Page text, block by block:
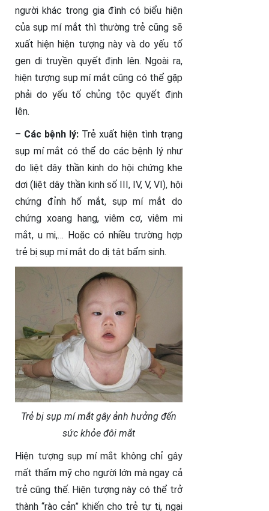
người khác trong gia đình có biểu hiện
của sụp mí mắt thì thường trẻ cũng sẽ
xuất hiện hiện tượng này và do yếu tố
gen di truyền quyết định lên. Ngoài ra,
hiện tượng sụp mí mắt cũng có thể gặp
phải do yếu tố chủng tộc quyết định
lên.
– Các bệnh lý: Trẻ xuất hiện tình trạng
sụp mí mắt có thể do các bệnh lý như
do liệt dây thần kinh do hội chứng khe
dơi (liệt dây thần kinh số III, IV, V, VI), hội
chứng đỉnh hố mắt, sụp mí mắt do
chứng xoang hang, viêm cơ, viêm mi
mắt, u mi,… Hoặc có nhiều trường hợp
trẻ bị sụp mí mắt do dị tật bẩm sinh.
Trẻ bị sụp mí mắt gây ảnh hưởng đến
sức khỏe đôi mắt
Hiện tượng sụp mí mắt không chỉ gây
mất thẩm mỹ cho người lớn mà ngay cả
trẻ cũng thế. Hiện tượng này có thể trở
thành “rào cản” khiến cho trẻ tự ti, ngại